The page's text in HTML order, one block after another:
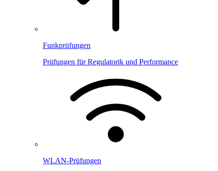
Funkprüfungen
Prüfungen für Regulatorik und Performance
WLAN-Prüfungen